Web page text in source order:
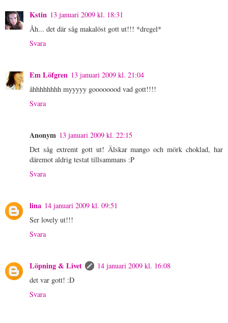
Kstin 13 januari 2009 kl. 18:31
Åh... det där såg makalöst gott ut!!! *dregel*
Svara
Em Löfgren 13 januari 2009 kl. 21:04
åhhhhhhhh myyyyy goooooood vad gott!!!!
Svara
Anonym 13 januari 2009 kl. 22:15
Det såg extremt gott ut! Älskar mango och mörk choklad, har
däremot aldrig testat tillsammans :P
Svara
lina 14 januari 2009 kl. 09:51
Ser lovely ut!!!
Svara
Löpning & Livet
14 januari 2009 kl. 16:08
det var gott! :D
Svara